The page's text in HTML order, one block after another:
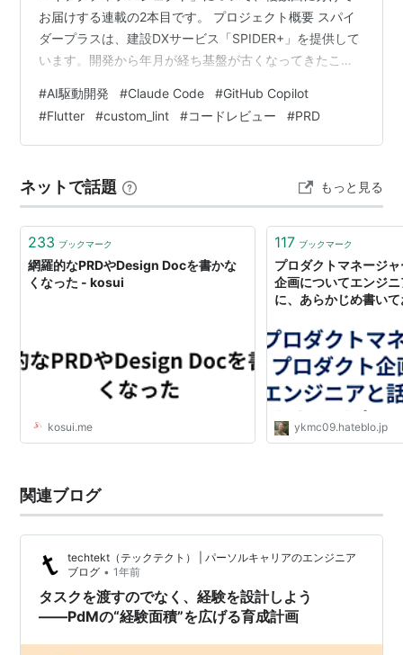
お届けする連載の2本目です。 プロジェクト概要 スパイ
ダープラスは、建設DXサービス「SPIDER+」を提供して
います。開発から年月が経ち基盤が古くなってきたこと
り組んでいます。スマホアプリをFlutterに刷新するとと
もに、Flutterアプリと既存システム（PHP）の間に新し
い中継サーバー（Rust/Axum）を設けることで、既存機
#AI駆動開発 #Claude Code #GitHub Copilot
#Flutter #custom_lint #コードレビュー #PRD
ネットで話題 もっと見る
233 ブックマーク
網羅的なPRDやDesign Docを書かな
くなった - kosui
kosui.me
117 ブックマーク
プロダクトマネージ
企画についてエンジ
に、あらかじめ書い
の） - ykmc09 blog
ykmc09.hateblo.jp
関連ブログ
techtekt（テックテクト） | パーソルキャリアのエンジニア
ブログ • 1年前
タスクを渡すのでなく、経験を設計しよう
――PdMの“経験面積”を広げる育成計画